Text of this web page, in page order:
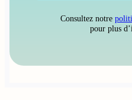
Consultez notre
pour plus